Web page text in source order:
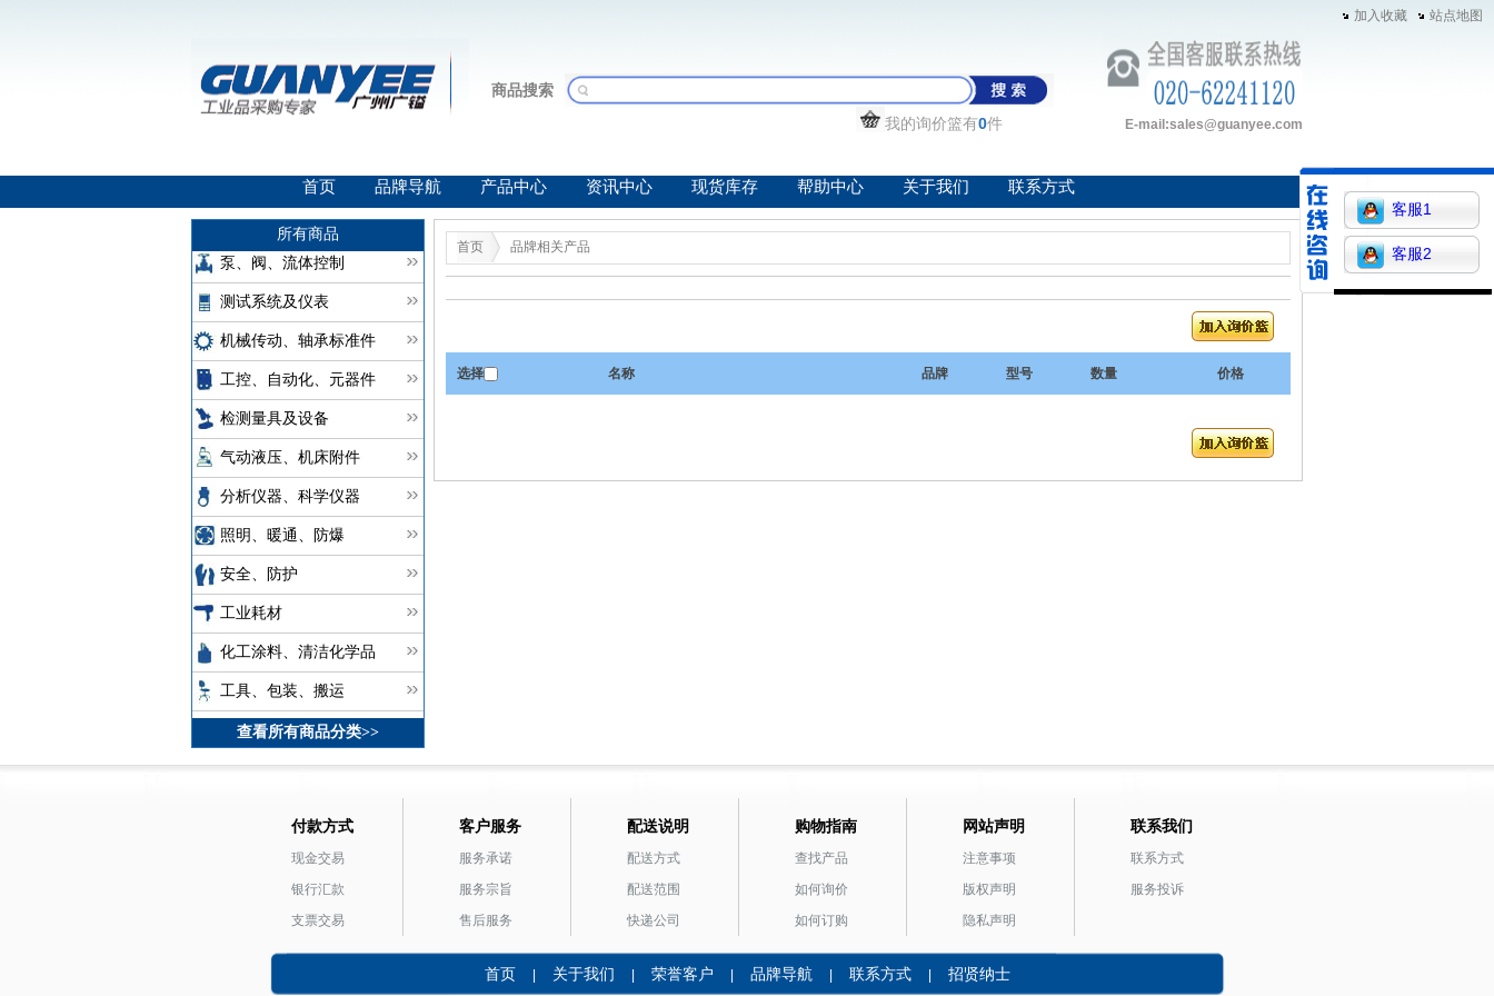
客服1
客服2
加入收藏 站点地图
商品搜索
我的询价篮有0件 E-mail:sales@guanyee.com
首页 品牌导航 产品中心 资讯中心 现货库存 帮助中心 关于我们 联系方式
所有商品
泵、阀、流体控制
测试系统及仪表
机械传动、轴承标准件
工控、自动化、元器件
检测量具及设备
气动液压、机床附件
分析仪器、科学仪器
照明、暖通、防爆
安全、防护
工业耗材
化工涂料、清洁化学品
工具、包装、搬运
查看所有商品分类>>
首页 品牌相关产品
选择 名称 品牌 型号 数量 价格
付款方式
现金交易
银行汇款
支票交易
客户服务
服务承诺
服务宗旨
售后服务
配送说明
配送方式
配送范围
快递公司
购物指南
查找产品
如何询价
如何订购
网站声明
注意事项
版权声明
隐私声明
联系我们
联系方式
服务投诉
首页 关于我们 荣誉客户 品牌导航 联系方式 招贤纳士